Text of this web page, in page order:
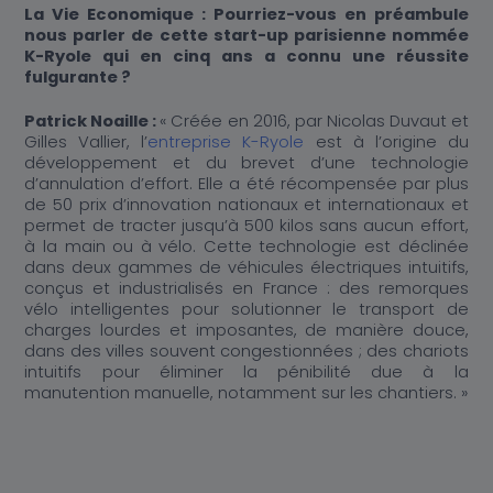
La Vie Economique : Pourriez-vous en préambule
nous parler de cette start-up parisienne nommée
K-Ryole qui en cinq ans a connu une réussite
fulgurante ?
Patrick Noaille : « Créée en 2016, par Nicolas Duvaut et
Gilles Vallier, l’entreprise K-Ryole est à l’origine du
développement et du brevet d’une technologie
d’annulation d’effort. Elle a été récompensée par plus
de 50 prix d’innovation nationaux et internationaux et
permet de tracter jusqu’à 500 kilos sans aucun effort,
à la main ou à vélo. Cette technologie est déclinée
dans deux gammes de véhicules électriques intuitifs,
conçus et industrialisés en France : des remorques
vélo intelligentes pour solutionner le transport de
charges lourdes et imposantes, de manière douce,
dans des villes souvent congestionnées ; des chariots
intuitifs pour éliminer la pénibilité due à la
manutention manuelle, notamment sur les chantiers. »